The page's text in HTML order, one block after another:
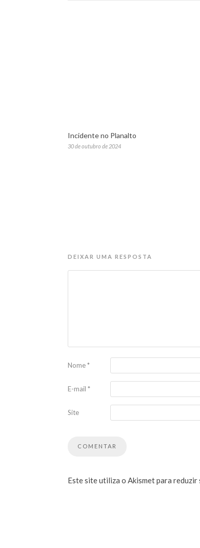
Incidente no Planalto
30 de outubro de 2024
DEIXAR UMA RESPOSTA
Nome*
E-mail *
Site
Este site utiliza o Akismet para reduzir